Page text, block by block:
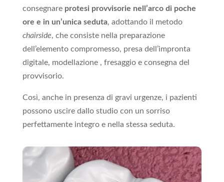
consegnare protesi provvisorie nell’arco di poche
ore e in un’unica seduta, adottando il metodo
chairside, che consiste nella preparazione
dell’elemento compromesso, presa dell’impronta
digitale, modellazione , fresaggio e consegna del
provvisorio.
Così, anche in presenza di gravi urgenze, i pazienti
possono uscire dallo studio con un sorriso
perfettamente integro e nella stessa seduta.